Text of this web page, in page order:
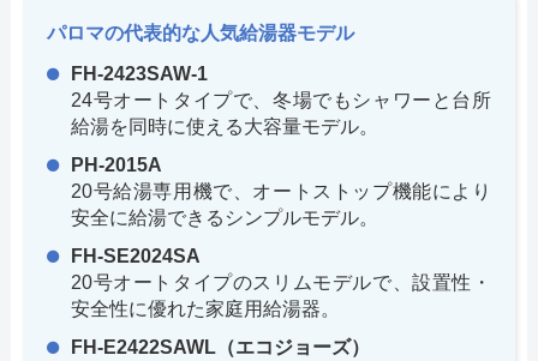
パロマの代表的な人気給湯器モデル
FH-2423SAW-1
24号オートタイプで、冬場でもシャワーと台所
給湯を同時に使える大容量モデル。
PH-2015A
20号給湯専用機で、オートストップ機能により
安全に給湯できるシンプルモデル。
FH-SE2024SA
20号オートタイプのスリムモデルで、設置性・
安全性に優れた家庭用給湯器。
FH-E2422SAWL（エコジョーズ）